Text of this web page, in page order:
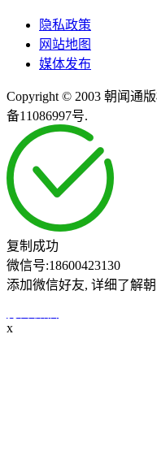
隐私政策
网站地图
媒体发布
Copyright © 2003 朝闻通
备11086997号.
复制成功
微信号:18600423130
添加微信好友, 详细了解
x